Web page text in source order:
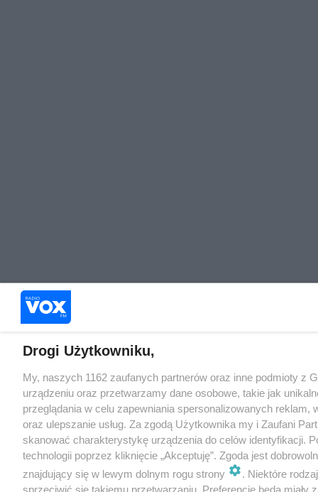
Drogi Użytkowniku,
My, naszych 1162 zaufanych partnerów oraz inne podmioty z
urządzeniu oraz przetwarzamy dane osobowe, takie jak
przeglądania w celu zapewniania spersonalizowanych
oraz ulepszanie usług. Za zgodą Użytkownika my i Zaufani
skanować charakterystykę urządzenia do celów identyfikacji.
technologii poprzez kliknięcie „Akceptuję”. Zgoda jest
znajdujący się w lewym dolnym rogu strony
. Niektóre
sprzeciwić się takiemu przetwarzaniu. Preferencje będą miały